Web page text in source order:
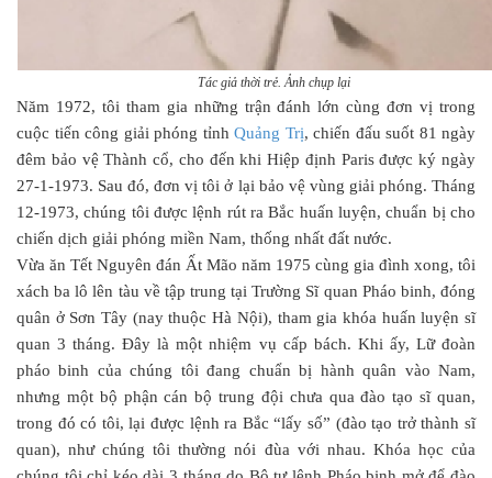
Tác giả thời trẻ. Ảnh chụp lại
Năm 1972, tôi tham gia những trận đánh lớn cùng đơn vị trong
cuộc tiến công giải phóng tỉnh Quảng Trị, chiến đấu suốt 81 ngày
đêm bảo vệ Thành cổ, cho đến khi Hiệp định Paris được ký ngày
27-1-1973. Sau đó, đơn vị tôi ở lại bảo vệ vùng giải phóng. Tháng
12-1973, chúng tôi được lệnh rút ra Bắc huấn luyện, chuẩn bị cho
chiến dịch giải phóng miền Nam, thống nhất đất nước.
Vừa ăn Tết Nguyên đán Ất Mão năm 1975 cùng gia đình xong, tôi
xách ba lô lên tàu về tập trung tại Trường Sĩ quan Pháo binh, đóng
quân ở Sơn Tây (nay thuộc Hà Nội), tham gia khóa huấn luyện sĩ
quan 3 tháng. Đây là một nhiệm vụ cấp bách. Khi ấy, Lữ đoàn
pháo binh của chúng tôi đang chuẩn bị hành quân vào Nam,
nhưng một bộ phận cán bộ trung đội chưa qua đào tạo sĩ quan,
trong đó có tôi, lại được lệnh ra Bắc “lấy số” (đào tạo trở thành sĩ
quan), như chúng tôi thường nói đùa với nhau. Khóa học của